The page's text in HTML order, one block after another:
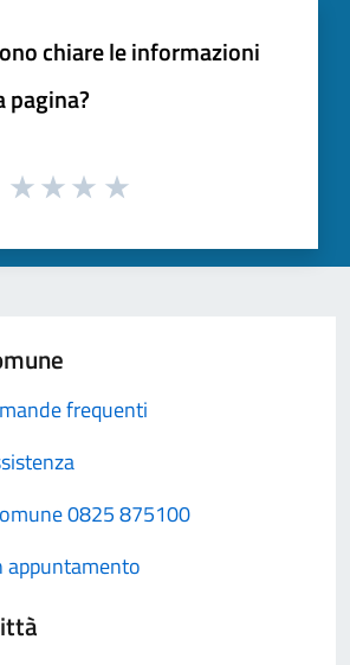
chiare le informazioni
pagina?
frequenti
0825 875100
appuntamento